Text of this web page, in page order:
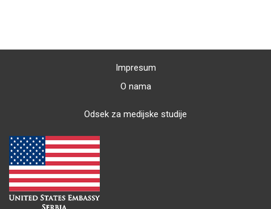
Impresum
O nama
Odsek za medijske studije